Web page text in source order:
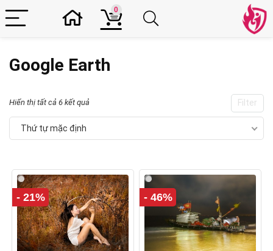
0
Google Earth
Filter
Hiển thị tất cả 6 kết quả
Thứ tự mặc định
- 21% - 46%